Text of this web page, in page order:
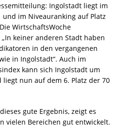
Ingolstadt liegt im
und im Niveauranking auf Platz
WirtschaftsWoche
keiner anderen Stadt haben
in den vergangenen
in Ingolstadt“. Auch im
kann sich Ingolstadt um
liegt nun auf dem 6. Platz der 70
gute Ergebnis, zeigt es
vielen Bereichen gut entwickelt.